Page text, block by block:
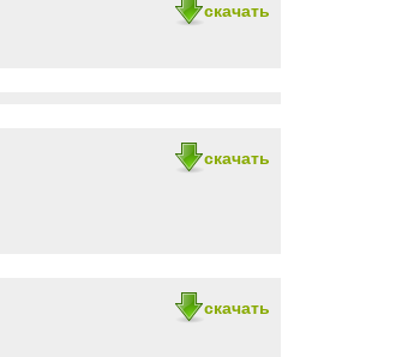
скачать
скачать
скачать